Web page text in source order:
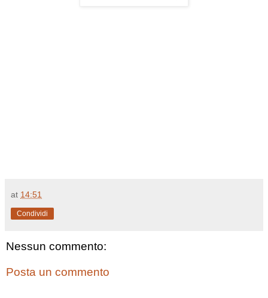
at 14:51
Condividi
Nessun commento:
Posta un commento